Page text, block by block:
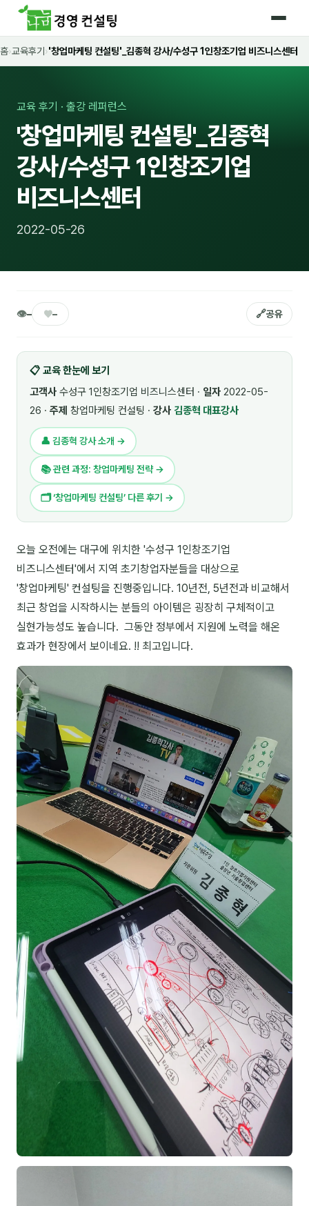
홈
🤖 AI · IT 교육
📈 마케팅 · 영업
🤝 B2B 세일즈
💼 비즈니스 스킬
🎓 강사육성 · 교수법
5
💻 IT · 디지털
🎬 영상 · 콘텐츠
📊 프레젠테이션 · 기획
🚀 창업 · 커리어
🗣️ 외국어 강의
📚 인문학 · 교양
🤲 협력강사 과정
온라인강의
📈 B2B 마케팅 3
🤖 AI 실무
🧭 기획·전략
강사
김종혁
구자룡
김경태
김소연
김의중
김종무
김지혜
김휘
노준영
Maria
오미영
홈›교육후기 ›'창업마케팅 컨설팅'_김종혁 강사/수성구 1인창조기업 비즈니스센터
교육 후기 · 출강 레퍼런스
'창업마케팅 컨설팅'_김종혁
강사/수성구 1인창조기업
비즈니스센터
2022-05-26
👁– ♥– 🔗공유
📋 교육 한눈에 보기
고객사 수성구 1인창조기업 비즈니스센터 · 일자 2022-05-
26 · 주제 창업마케팅 컨설팅 · 강사 김종혁 대표강사
👤 김종혁 강사 소개 →
📚 관련 과정: 창업마케팅 전략 →
🗂 ‘창업마케팅 컨설팅’ 다른 후기 →
오늘 오전에는 대구에 위치한 '수성구 1인창조기업
비즈니스센터'에서 지역 초기창업자분들을 대상으로
'창업마케팅' 컨설팅을 진행중입니다. 10년전, 5년전과 비교해서
최근 창업을 시작하시는 분들의 아이템은 굉장히 구체적이고
실현가능성도 높습니다. 그동안 정부에서 지원에 노력을 해온
효과가 현장에서 보이네요. !! 최고입니다.